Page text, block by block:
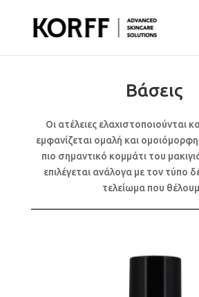
Βάσεις
Οι ατέλειες ελαχιστοποιούνται
εμφανίζεται ομαλή και
πιο σημαντικό κομμάτι του
επιλέγεται ανάλογα με τον τύπο
τελείωμα που